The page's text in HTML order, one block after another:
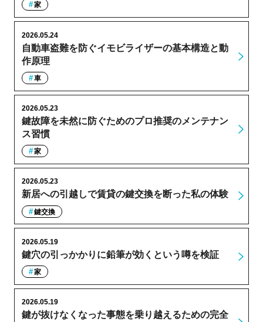
家
自動車盗難を防ぐイモビライザーの基本構造と動
作原理
2026.05.24
車
鍵故障を未然に防ぐためのプロ推奨のメンテナン
ス習慣
2026.05.23
家
新居への引越しで賃貸の鍵交換を断った私の体験
2026.05.23
鍵交換
鍵穴の引っかかりに鉛筆が効くという噂を検証
2026.05.19
家
鍵が抜けなくなった事態を乗り越えるための完全
2026.05.19